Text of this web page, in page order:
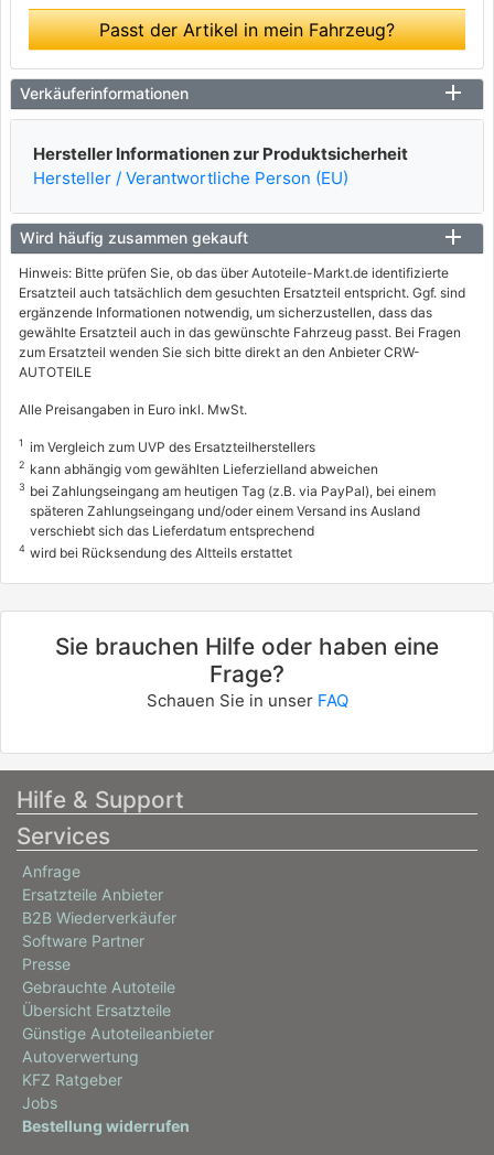
Passt der Artikel in mein Fahrzeug?
Verkäuferinformationen
Hersteller Informationen zur Produktsicherheit
Hersteller / Verantwortliche Person (EU)
Wird häufig zusammen gekauft
Hinweis: Bitte prüfen Sie, ob das über Autoteile-Markt.de identifizierte
Ersatzteil auch tatsächlich dem gesuchten Ersatzteil entspricht. Ggf. sind
ergänzende Informationen notwendig, um sicherzustellen, dass das
gewählte Ersatzteil auch in das gewünschte Fahrzeug passt. Bei Fragen
zum Ersatzteil wenden Sie sich bitte direkt an den Anbieter CRW-
AUTOTEILE
Alle Preisangaben in Euro inkl. MwSt.
1 im Vergleich zum UVP des Ersatzteilherstellers
2 kann abhängig vom gewählten Lieferzielland abweichen
3 bei Zahlungseingang am heutigen Tag (z.B. via PayPal), bei einem
späteren Zahlungseingang und/oder einem Versand ins Ausland
verschiebt sich das Lieferdatum entsprechend
4 wird bei Rücksendung des Altteils erstattet
Sie brauchen Hilfe oder haben eine
Frage?
Schauen Sie in unser FAQ
Hilfe & Support
Services
Anfrage
Ersatzteile Anbieter
B2B Wiederverkäufer
Software Partner
Presse
Gebrauchte Autoteile
Übersicht Ersatzteile
Günstige Autoteileanbieter
Autoverwertung
KFZ Ratgeber
Jobs
Bestellung widerrufen